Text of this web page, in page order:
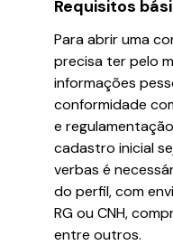
Requisitos
Para abrir uma
precisa ter pelo
informações
conformidade
e
cadastro inicial
verbas é
do perfil, com
RG ou CNH,
entre outros.